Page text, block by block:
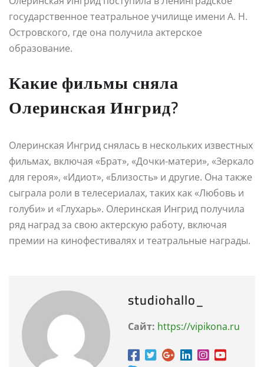
государственное театральное училище имени А. Н.
Островского, где она получила актерское
образование.
Какие фильмы сняла
Олеринская Ингрид?
Олеринская Ингрид снялась в нескольких известных
фильмах, включая «Брат», «Дочки-матери», «Зеркало
для героя», «Идиот», «Близость» и другие. Она также
сыграла роли в телесериалах, таких как «Любовь и
голуби» и «Глухарь». Олеринская Ингрид получила
ряд наград за свою актерскую работу, включая
премии на кинофестивалях и театральные награды.
studiohallo_
Сайт: https://vipikona.ru